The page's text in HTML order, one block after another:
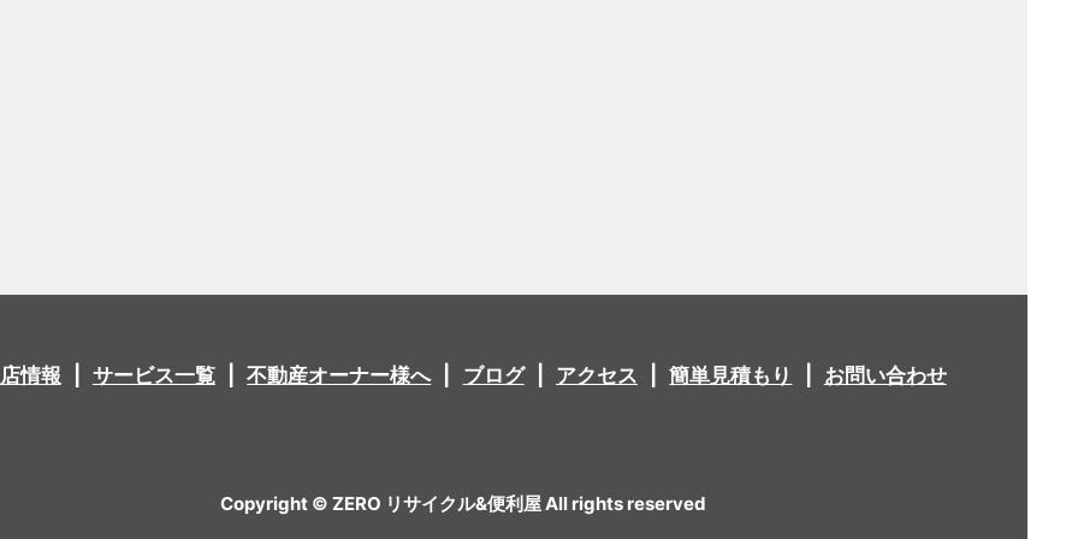
情報 サービス一覧 不動産オーナー様へ ブログ アクセス 簡単見積もり お問い合わせ
Copyright © ZERO リサイクル&便利屋 All rights reserved